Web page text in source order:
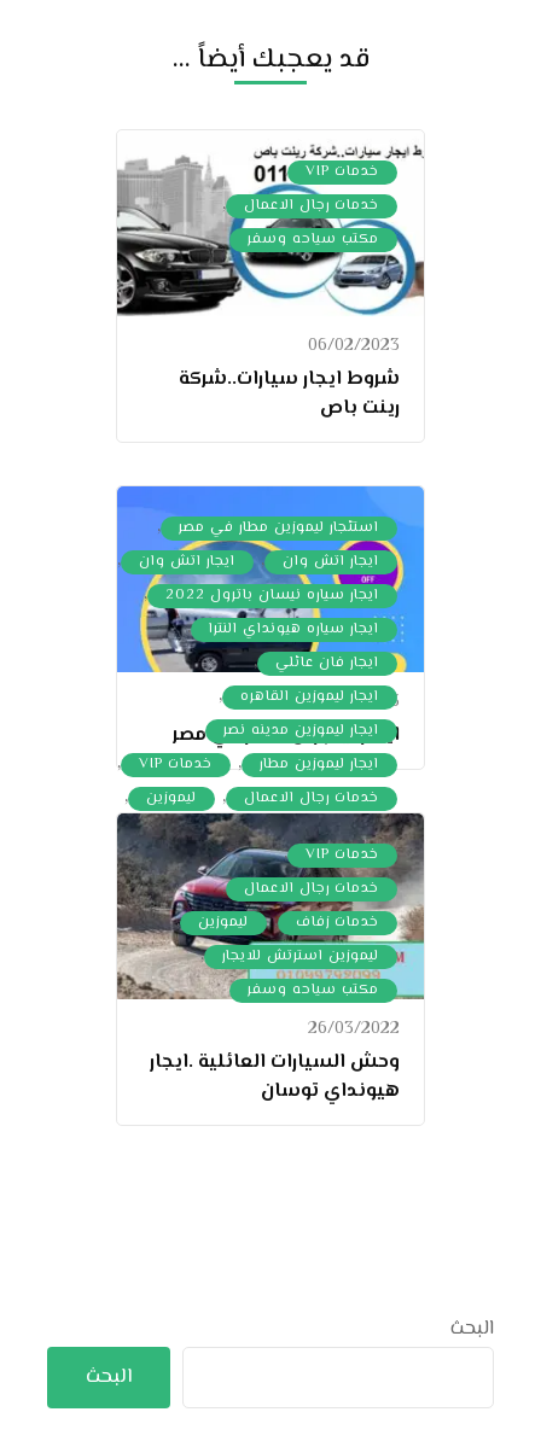
قد يعجبك أيضاً ...
خدمات VIP ,
خدمات رجال الاعمال ,
مكتب سياحه وسفر
06/02/2023
شروط ايجار سيارات..شركة
رينت باص
استئجار ليموزين مطار في مصر ,
ايجار اتش وان , ايجار اتش وان ,
ايجار سياره نيسان باترول 2022 ,
ايجار سياره هيونداي النترا ,
ايجار فان عائلي ,
ايجار ليموزين القاهره ,
ايجار ليموزين مدينه نصر ,
ايجار ليموزين مطار , خدمات VIP ,
خدمات رجال الاعمال , ليموزين ,
مكتب تأجير اتوبيسات مرسيدس
22/07/2023
ايجار ليموزين مطار في مصر
خدمات VIP ,
خدمات رجال الاعمال ,
خدمات زفاف , ليموزين ,
ليموزين استرتش للايجار ,
مكتب سياحه وسفر
26/03/2022
وحش السيارات العائلية .ايجار
هيونداي توسان
البحث
البحث